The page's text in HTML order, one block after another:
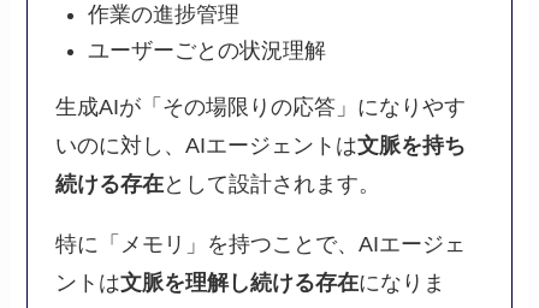
作業の進捗管理
ユーザーごとの状況理解
生成AIが「その場限りの応答」になりやす
いのに対し、AIエージェントは文脈を持ち
続ける存在として設計されます。
特に「メモリ」を持つことで、AIエージェ
ントは文脈を理解し続ける存在になりま